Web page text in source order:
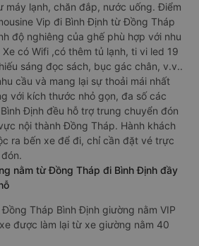
máy lạnh, chăn đắp, nước uống. Điểm
Vip đi Bình Định từ Đồng Tháp
độ nghiêng của ghế phù hợp với nhu
có Wifi ,có thêm tủ lạnh, ti vi led 19
sáng đọc sách, bục gác chân, v.v..
cầu và mang lại sự thoải mái nhất
với kích thước nhỏ gọn, đa số các
Định đều hỗ trợ trung chuyển đón
nội thành Đồng Tháp. Hành khách
ra bến xe để đi, chỉ cần đặt vé trực
nằm từ Đồng Tháp đi Bình Định đầy
Tháp Bình Định giường nằm VIP
được làm lại từ xe giường nằm 40